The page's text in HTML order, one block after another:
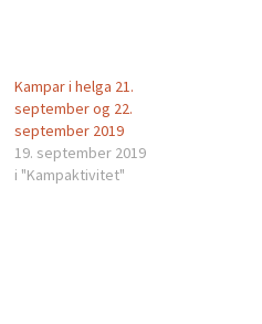
Kampar i helga 21.
september og 22.
september 2019
19. september 2019
i "Kampaktivitet"